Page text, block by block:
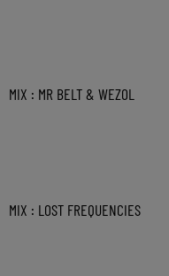
MIX : MR BELT & WEZOL
MIX : LOST FREQUENCIES